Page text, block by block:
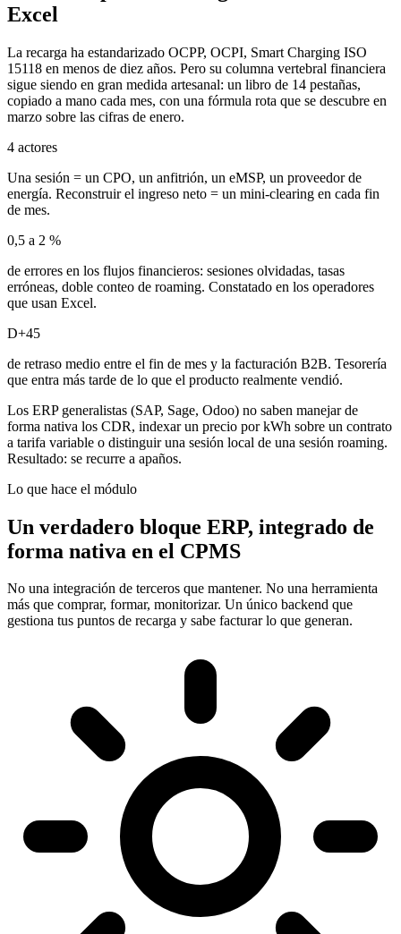
Excel
La recarga ha estandarizado OCPP, OCPI, Smart Charging ISO
15118 en menos de diez años. Pero su columna vertebral financiera
sigue siendo en gran medida artesanal: un libro de 14 pestañas,
copiado a mano cada mes, con una fórmula rota que se descubre en
marzo sobre las cifras de enero.
4 actores
Una sesión = un CPO, un anfitrión, un eMSP, un proveedor de
energía. Reconstruir el ingreso neto = un mini-clearing en cada fin
de mes.
0,5 a 2 %
de errores en los flujos financieros: sesiones olvidadas, tasas
erróneas, doble conteo de roaming. Constatado en los operadores
que usan Excel.
D+45
de retraso medio entre el fin de mes y la facturación B2B. Tesorería
que entra más tarde de lo que el producto realmente vendió.
Los ERP generalistas (SAP, Sage, Odoo) no saben manejar de
forma nativa los CDR, indexar un precio por kWh sobre un contrato
a tarifa variable o distinguir una sesión local de una sesión roaming.
Resultado: se recurre a apaños.
Lo que hace el módulo
Un verdadero bloque ERP, integrado de
forma nativa en el CPMS
No una integración de terceros que mantener. No una herramienta
más que comprar, formar, monitorizar. Un único backend que
gestiona tus puntos de recarga y sabe facturar lo que generan.